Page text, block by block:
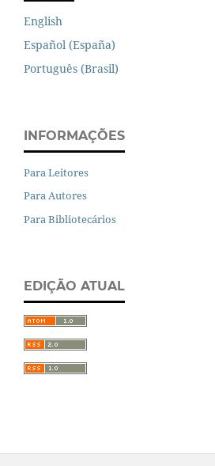
English
Español (España)
Português (Brasil)
INFORMAÇÕES
Para Leitores
Para Autores
Para Bibliotecários
EDIÇÃO ATUAL